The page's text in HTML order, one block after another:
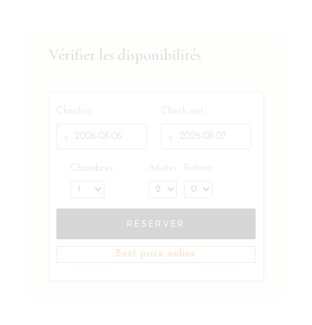
Vérifier les disponibilités
Check-in Check-out
Chambres Adultes Enfants
RÉSERVER
Best price online